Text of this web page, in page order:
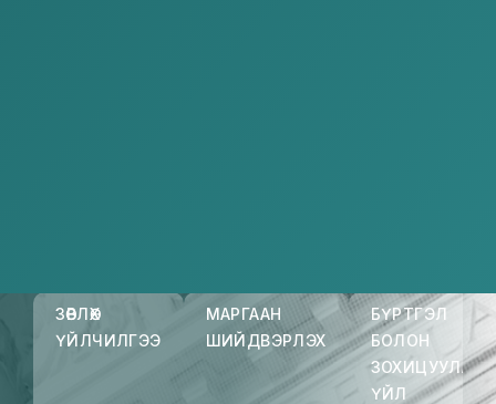
ЗӨВЛӨХ
ҮЙЛЧИЛГЭЭ
МАРГААН
ШИЙДВЭРЛЭХ
БҮРТГЭЛ
БОЛОН
ЗОХИЦУУЛАХ
ҮЙЛ